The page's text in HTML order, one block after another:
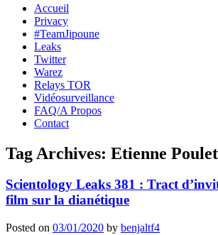
Skip
content
Accueil
Privacy
#TeamJipoune
Leaks
Twitter
Warez
Relays TOR
Vidéosurveillance
FAQ/A Propos
Contact
Tag Archives: Etienne Poulet
Scientology Leaks 381 : Tract
film sur la dianétique
Posted on 03/01/2020 by benjaltf4